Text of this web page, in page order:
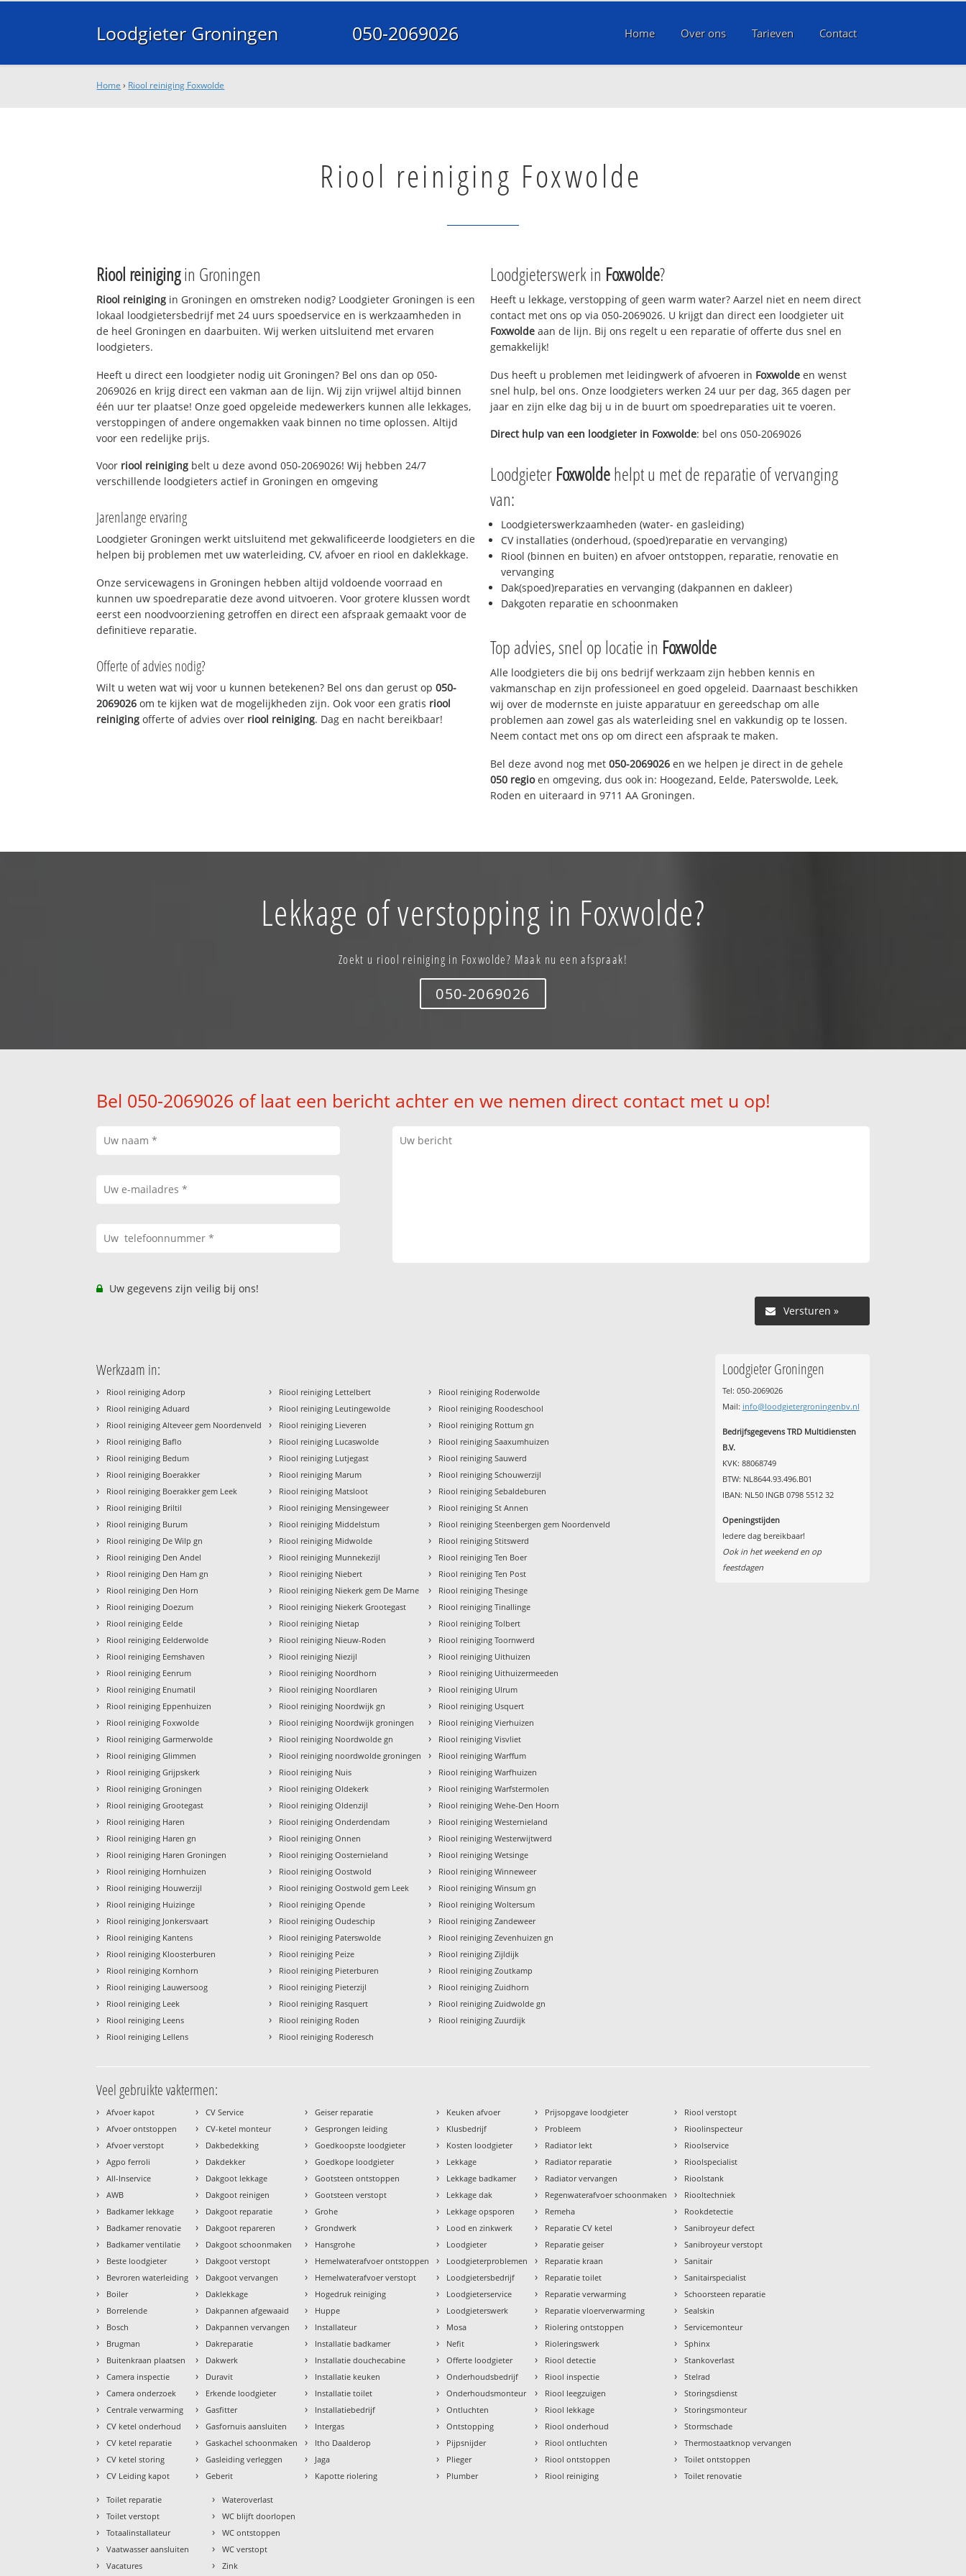
Loodgieter Groningen 050-2069026 Home Over ons Tarieven Contact
Home › Riool reiniging Foxwolde
Riool reiniging Foxwolde
Riool reinigingin Groningen
Riool reiniging in Groningen en omstreken nodig? Loodgieter Groningen is een
lokaal loodgietersbedrijf met 24 uurs spoedservice en is werkzaamheden in
de heel Groningen en daarbuiten. Wij werken uitsluitend met ervaren
loodgieters.
Heeft u direct een loodgieter nodig uit Groningen? Bel ons dan op 050-
2069026 en krijg direct een vakman aan de lijn. Wij zijn vrijwel altijd binnen
één uur ter plaatse! Onze goed opgeleide medewerkers kunnen alle lekkages,
verstoppingen of andere ongemakken vaak binnen no time oplossen. Altijd
voor een redelijke prijs.
Voor riool reiniging belt u deze avond 050-2069026! Wij hebben 24/7
verschillende loodgieters actief in Groningen en omgeving
Jarenlange ervaring
Loodgieter Groningen werkt uitsluitend met gekwalificeerde loodgieters en die
helpen bij problemen met uw waterleiding, CV, afvoer en riool en daklekkage.
Onze servicewagens in Groningen hebben altijd voldoende voorraad en
kunnen uw spoedreparatie deze avond uitvoeren. Voor grotere klussen wordt
eerst een noodvoorziening getroffen en direct een afspraak gemaakt voor de
definitieve reparatie.
Offerte of advies nodig?
Wilt u weten wat wij voor u kunnen betekenen? Bel ons dan gerust op050-
2069026 om te kijken wat de mogelijkheden zijn. Ook voor een gratis riool
reiniging offerte of advies over riool reiniging. Dag en nacht bereikbaar!
Loodgieterswerk in Foxwolde?
Heeft u lekkage, verstopping of geen warm water? Aarzel niet en neem direct
contact met ons op via 050-2069026. U krijgt dan direct een loodgieter uit
Foxwolde aan de lijn. Bij ons regelt u een reparatie of offerte dus snel en
gemakkelijk!
Dus heeft u problemen met leidingwerk of afvoeren in Foxwolde en wenst
snel hulp, bel ons. Onze loodgieters werken 24 uur per dag, 365 dagen per
jaar en zijn elke dag bij u in de buurt om spoedreparaties uit te voeren.
Direct hulp van een loodgieter in Foxwolde: bel ons 050-2069026
Loodgieter Foxwoldehelpt u met de reparatie of vervanging
van:
Loodgieterswerkzaamheden (water- en gasleiding)
CV installaties (onderhoud, (spoed)reparatie en vervanging)
Riool (binnen en buiten) en afvoer ontstoppen, reparatie, renovatie en
vervanging
Dak(spoed)reparaties en vervanging (dakpannen en dakleer)
Dakgoten reparatie en schoonmaken
Top advies, snel op locatie in Foxwolde
Alle loodgieters die bij ons bedrijf werkzaam zijn hebben kennis en
vakmanschap en zijn professioneel en goed opgeleid. Daarnaast beschikken
wij over de modernste en juiste apparatuur en gereedschap om alle
problemen aan zowel gas als waterleiding snel en vakkundig op te lossen.
Neem contact met ons op om direct een afspraak te maken.
Bel deze avond nog met 050-2069026 en we helpen je direct in de gehele
050 regioen omgeving, dus ook in: Hoogezand, Eelde, Paterswolde, Leek,
Roden en uiteraard in 9711 AA Groningen.
Lekkage of verstopping in Foxwolde?
Zoekt u riool reiniging in Foxwolde? Maak nu een afspraak!
050-2069026
Bel 050-2069026 of laat een bericht achter en we nemen direct contact met u op!
Uw gegevens zijn veilig bij ons!
Versturen »
Werkzaam in:
› Riool reiniging Adorp
› Riool reiniging Aduard
› Riool reiniging Alteveer gem Noordenveld
› Riool reiniging Baflo
› Riool reiniging Bedum
› Riool reiniging Boerakker
› Riool reiniging Boerakker gem Leek
› Riool reiniging Briltil
› Riool reiniging Burum
› Riool reiniging De Wilp gn
› Riool reiniging Den Andel
› Riool reiniging Den Ham gn
› Riool reiniging Den Horn
› Riool reiniging Doezum
› Riool reiniging Eelde
› Riool reiniging Eelderwolde
› Riool reiniging Eemshaven
› Riool reiniging Eenrum
› Riool reiniging Enumatil
› Riool reiniging Eppenhuizen
› Riool reiniging Foxwolde
› Riool reiniging Garmerwolde
› Riool reiniging Glimmen
› Riool reiniging Grijpskerk
› Riool reiniging Groningen
› Riool reiniging Grootegast
› Riool reiniging Haren
› Riool reiniging Haren gn
› Riool reiniging Haren Groningen
› Riool reiniging Hornhuizen
› Riool reiniging Houwerzijl
› Riool reiniging Huizinge
› Riool reiniging Jonkersvaart
› Riool reiniging Kantens
› Riool reiniging Kloosterburen
› Riool reiniging Kornhorn
› Riool reiniging Lauwersoog
› Riool reiniging Leek
› Riool reiniging Leens
› Riool reiniging Lellens
› Riool reiniging Lettelbert
› Riool reiniging Leutingewolde
› Riool reiniging Lieveren
› Riool reiniging Lucaswolde
› Riool reiniging Lutjegast
› Riool reiniging Marum
› Riool reiniging Matsloot
› Riool reiniging Mensingeweer
› Riool reiniging Middelstum
› Riool reiniging Midwolde
› Riool reiniging Munnekezijl
› Riool reiniging Niebert
› Riool reiniging Niekerk gem De Marne
› Riool reiniging Niekerk Grootegast
› Riool reiniging Nietap
› Riool reiniging Nieuw-Roden
› Riool reiniging Niezijl
› Riool reiniging Noordhorn
› Riool reiniging Noordlaren
› Riool reiniging Noordwijk gn
› Riool reiniging Noordwijk groningen
› Riool reiniging Noordwolde gn
› Riool reiniging noordwolde groningen
› Riool reiniging Nuis
› Riool reiniging Oldekerk
› Riool reiniging Oldenzijl
› Riool reiniging Onderdendam
› Riool reiniging Onnen
› Riool reiniging Oosternieland
› Riool reiniging Oostwold
› Riool reiniging Oostwold gem Leek
› Riool reiniging Opende
› Riool reiniging Oudeschip
› Riool reiniging Paterswolde
› Riool reiniging Peize
› Riool reiniging Pieterburen
› Riool reiniging Pieterzijl
› Riool reiniging Rasquert
› Riool reiniging Roden
› Riool reiniging Roderesch
› Riool reiniging Roderwolde
› Riool reiniging Roodeschool
› Riool reiniging Rottum gn
› Riool reiniging Saaxumhuizen
› Riool reiniging Sauwerd
› Riool reiniging Schouwerzijl
› Riool reiniging Sebaldeburen
› Riool reiniging St Annen
› Riool reiniging Steenbergen gem Noordenveld
› Riool reiniging Stitswerd
› Riool reiniging Ten Boer
› Riool reiniging Ten Post
› Riool reiniging Thesinge
› Riool reiniging Tinallinge
› Riool reiniging Tolbert
› Riool reiniging Toornwerd
› Riool reiniging Uithuizen
› Riool reiniging Uithuizermeeden
› Riool reiniging Ulrum
› Riool reiniging Usquert
› Riool reiniging Vierhuizen
› Riool reiniging Visvliet
› Riool reiniging Warffum
› Riool reiniging Warfhuizen
› Riool reiniging Warfstermolen
› Riool reiniging Wehe-Den Hoorn
› Riool reiniging Westernieland
› Riool reiniging Westerwijtwerd
› Riool reiniging Wetsinge
› Riool reiniging Winneweer
› Riool reiniging Winsum gn
› Riool reiniging Woltersum
› Riool reiniging Zandeweer
› Riool reiniging Zevenhuizen gn
› Riool reiniging Zijldijk
› Riool reiniging Zoutkamp
› Riool reiniging Zuidhorn
› Riool reiniging Zuidwolde gn
› Riool reiniging Zuurdijk
Loodgieter Groningen
Tel: 050-2069026
Mail: info@loodgietergroningenbv.nl
Bedrijfsgegevens TRD Multidiensten
B.V.
KVK: 88068749
BTW: NL8644.93.496.B01
IBAN: NL50 INGB 0798 5512 32
Openingstijden
Iedere dag bereikbaar!
Ook in het weekend en op
feestdagen
Veel gebruikte vaktermen:
› Afvoer kapot
› Afvoer ontstoppen
› Afvoer verstopt
› Agpo ferroli
› All-Inservice
› AWB
› Badkamer lekkage
› Badkamer renovatie
› Badkamer ventilatie
› Beste loodgieter
› Bevroren waterleiding
› Boiler
› Borrelende
› Bosch
› Brugman
› Buitenkraan plaatsen
› Camera inspectie
› Camera onderzoek
› Centrale verwarming
› CV ketel onderhoud
› CV ketel reparatie
› CV ketel storing
› CV Leiding kapot
› CV Service
› CV-ketel monteur
› Dakbedekking
› Dakdekker
› Dakgoot lekkage
› Dakgoot reinigen
› Dakgoot reparatie
› Dakgoot repareren
› Dakgoot schoonmaken
› Dakgoot verstopt
› Dakgoot vervangen
› Daklekkage
› Dakpannen afgewaaid
› Dakpannen vervangen
› Dakreparatie
› Dakwerk
› Duravit
› Erkende loodgieter
› Gasfitter
› Gasfornuis aansluiten
› Gaskachel schoonmaken
› Gasleiding verleggen
› Geberit
› Geiser reparatie
› Gesprongen leiding
› Goedkoopste loodgieter
› Goedkope loodgieter
› Gootsteen ontstoppen
› Gootsteen verstopt
› Grohe
› Grondwerk
› Hansgrohe
› Hemelwaterafvoer ontstoppen
› Hemelwaterafvoer verstopt
› Hogedruk reiniging
› Huppe
› Installateur
› Installatie badkamer
› Installatie douchecabine
› Installatie keuken
› Installatie toilet
› Installatiebedrijf
› Intergas
› Itho Daalderop
› Jaga
› Kapotte riolering
› Keuken afvoer
› Klusbedrijf
› Kosten loodgieter
› Lekkage
› Lekkage badkamer
› Lekkage dak
› Lekkage opsporen
› Lood en zinkwerk
› Loodgieter
› Loodgieterproblemen
› Loodgietersbedrijf
› Loodgieterservice
› Loodgieterswerk
› Mosa
› Nefit
› Offerte loodgieter
› Onderhoudsbedrijf
› Onderhoudsmonteur
› Ontluchten
› Ontstopping
› Pijpsnijder
› Plieger
› Plumber
› Prijsopgave loodgieter
› Probleem
› Radiator lekt
› Radiator reparatie
› Radiator vervangen
› Regenwaterafvoer schoonmaken
› Remeha
› Reparatie CV ketel
› Reparatie geiser
› Reparatie kraan
› Reparatie toilet
› Reparatie verwarming
› Reparatie vloerverwarming
› Riolering ontstoppen
› Rioleringswerk
› Riool detectie
› Riool inspectie
› Riool leegzuigen
› Riool lekkage
› Riool onderhoud
› Riool ontluchten
› Riool ontstoppen
› Riool reiniging
› Riool verstopt
› Rioolinspecteur
› Rioolservice
› Rioolspecialist
› Rioolstank
› Riooltechniek
› Rookdetectie
› Sanibroyeur defect
› Sanibroyeur verstopt
› Sanitair
› Sanitairspecialist
› Schoorsteen reparatie
› Sealskin
› Servicemonteur
› Sphinx
› Stankoverlast
› Stelrad
› Storingsdienst
› Storingsmonteur
› Stormschade
› Thermostaatknop vervangen
› Toilet ontstoppen
› Toilet renovatie
› Toilet reparatie
› Toilet verstopt
› Totaalinstallateur
› Vaatwasser aansluiten
› Vacatures
› Wateroverlast
› WC blijft doorlopen
› WC ontstoppen
› WC verstopt
› Zink